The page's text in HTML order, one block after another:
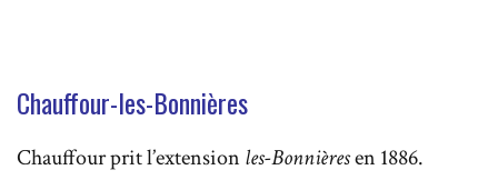
Chauffour-les-Bonnières
Chauffour prit l’extension les-Bonnièresen 1886.